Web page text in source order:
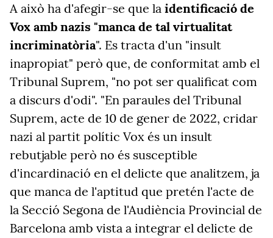
A això ha d'afegir-se que la identificació de
Vox amb nazis "manca de tal virtualitat
incriminatòria". Es tracta d'un "insult
inapropiat" però que, de conformitat amb el
Tribunal Suprem, "no pot ser qualificat com
a discurs d'odi". "En paraules del Tribunal
Suprem, acte de 10 de gener de 2022, cridar
nazi al partit polític Vox és un insult
rebutjable però no és susceptible
d'incardinació en el delicte que analitzem, ja
que manca de l'aptitud que pretén l'acte de
la Secció Segona de l'Audiència Provincial de
Barcelona amb vista a integrar el delicte de